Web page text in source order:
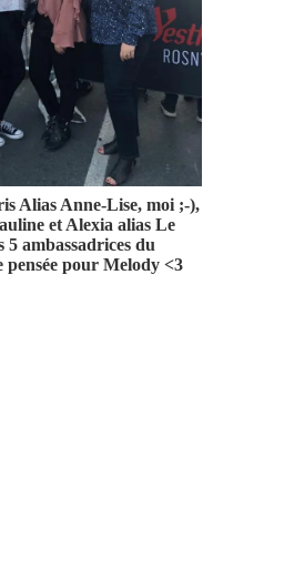
Alias Anne-Lise, moi ;-),
et Alexia alias Le
5 ambassadrices du
pensée pour Melody <3